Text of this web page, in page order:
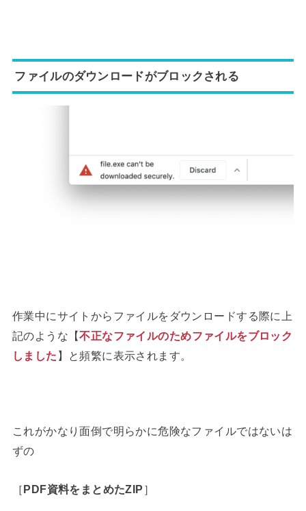
ファイルのダウンロードがブロックされる
作業中にサイトからファイルをダウンロードする際に上
記のような【不正なファイルのためファイルをブロック
しました 】と頻繁に表示されます。
これがかなり面倒で明らかに危険なファイルではないは
ずの
［PDF資料をまとめたZIP ］